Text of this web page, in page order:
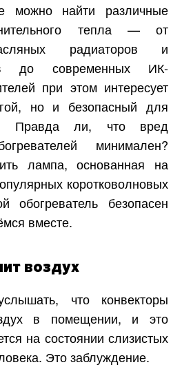
можно найти различные
тепла — от
радиаторов и
до современных ИК-
при этом интересует
но и безопасный для
Правда ли, что вред
минимален?
лампа, основанная на
коротковолновых
обогреватель безопасен
вместе.
воздух
что конвекторы
в помещении, и это
на состоянии слизистых
Это заблуждение.